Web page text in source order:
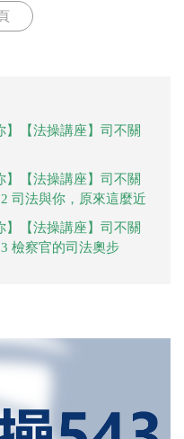
】【法操講座】司不關
】【法操講座】司不關
司法與你，原來這麼近
】【法操講座】司不關
檢察官的司法奧步